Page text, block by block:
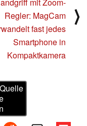
Regler: MagCam
fast jedes
Smartphone in
Kompaktkamera
⟩